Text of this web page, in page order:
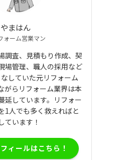
やまはん
ォーム営業マン
調査、見積もり作成、契
場管理、職人の採用など
していた元リフォーム
がらリフォーム業界は本
延しています。リフォー
1人でも多く救えればと
ています！
ィールはこちら！